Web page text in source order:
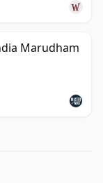
Marudham